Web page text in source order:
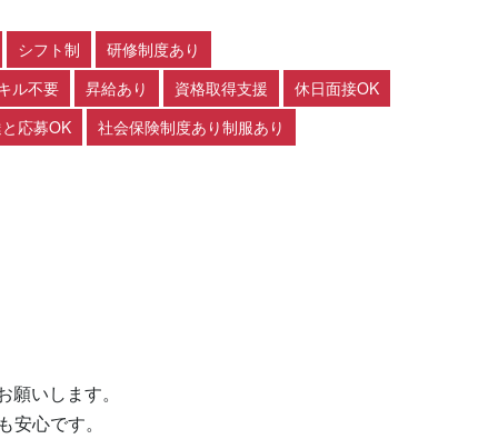
シフト制
研修制度あり
ル不要
昇給あり 資格取得支援
休日面接OK
応募OK
社会保険制度あり制服あり
いします。
心です。